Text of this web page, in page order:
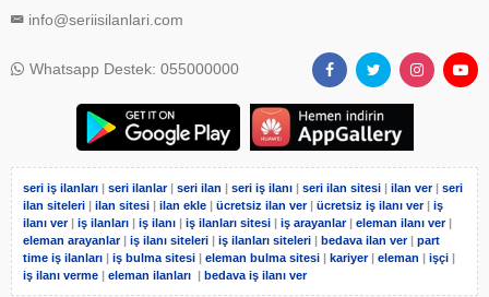
info@seriisilanlari.com
Whatsapp Destek: 055000000
seri iş ilanları | seri ilanlar| seri ilan | seri iş ilanı | seri ilan sitesi | ilan ver| seri
ilan siteleri | ilan sitesi | ilan ekle | ücretsiz ilan ver| ücretsiz iş ilanı ver| iş
ilanı ver| iş ilanları | iş ilanı | iş ilanları sitesi | iş arayanlar| eleman ilanı ver|
eleman arayanlar| iş ilanı siteleri | iş ilanları siteleri | bedava ilan ver| part
time iş ilanları | iş bulma sitesi | eleman bulma sitesi | kariyer| eleman | işçi |
iş ilanı verme | eleman ilanları | bedava iş ilanı ver